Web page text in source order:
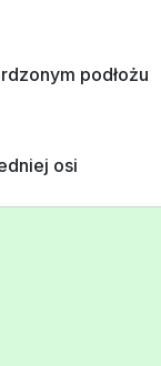
podłożu
osi